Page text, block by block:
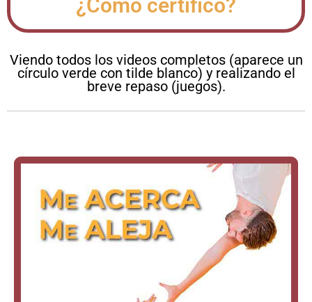
¿Cómo certifico?
Viendo todos los videos completos (aparece un
círculo verde con tilde blanco) y realizando el
breve repaso (juegos).